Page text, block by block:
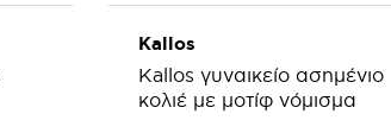
Kallos
Kallos γυναικείο ασημένιο
κολιέ με μοτίφ νόμισμα